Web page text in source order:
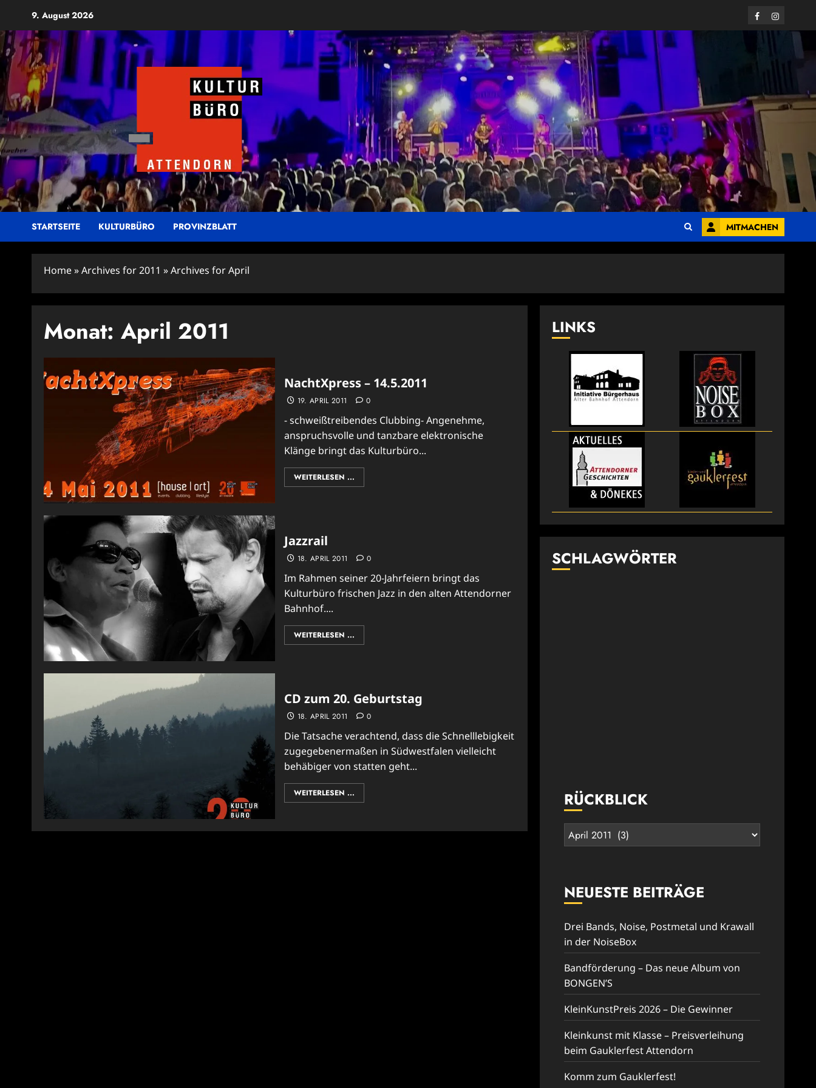
springen
9. August 2026 FacebookInstagram
STARTSEITE KULTURBÜRO PROVINZBLATT MITMACHEN
Home»Archives for 2011 »Archives for April
Monat: April 2011
NachtXpress – 14.5.2011
19. APRIL 2011 0
- schweißtreibendes Clubbing- Angenehme,
anspruchsvolle und tanzbare elektronische
Klänge bringt das Kulturbüro...
WEITERLESEN ...
Jazzrail
18. APRIL 2011 0
Im Rahmen seiner 20-Jahrfeiern bringt das
Kulturbüro frischen Jazz in den alten Attendorner
Bahnhof....
WEITERLESEN ...
CD zum 20. Geburtstag
18. APRIL 2011 0
Die Tatsache verachtend, dass die Schnelllebigkeit
zugegebenermaßen in Südwestfalen vielleicht
behäbiger von statten geht...
WEITERLESEN ...
LINKS
SCHLAGWÖRTER
RÜCKBLICK
Rückblick
NEUESTE BEITRÄGE
Drei Bands, Noise, Postmetal und Krawall
in der NoiseBox
Bandförderung – Das neue Album von
BONGEN’S
KleinKunstPreis 2026 – Die Gewinner
Kleinkunst mit Klasse – Preisverleihung
beim Gauklerfest Attendorn
Komm zum Gauklerfest!